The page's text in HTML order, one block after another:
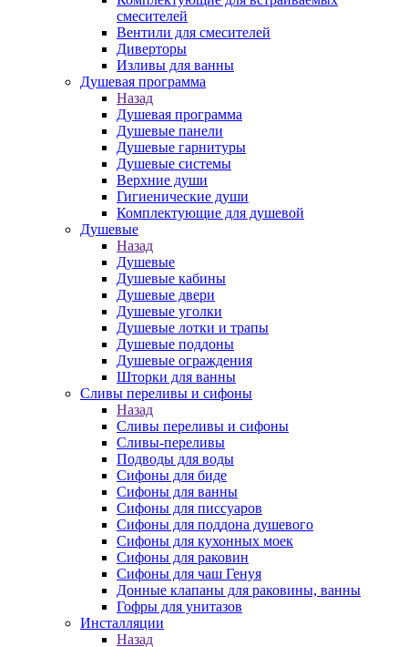
смесителей
Вентили для смесителей
Диверторы
Изливы для ванны
Душевая программа
Назад
Душевая программа
Душевые панели
Душевые гарнитуры
Душевые системы
Верхние души
Гигиенические души
Комплектующие для душевой
Душевые
Назад
Душевые
Душевые кабины
Душевые двери
Душевые уголки
Душевые лотки и трапы
Душевые поддоны
Душевые ограждения
Шторки для ванны
Сливы переливы и сифоны
Назад
Сливы переливы и сифоны
Сливы-переливы
Подводы для воды
Сифоны для биде
Сифоны для ванны
Сифоны для писсуаров
Сифоны для поддона душевого
Сифоны для кухонных моек
Сифоны для раковин
Сифоны для чаш Генуя
Донные клапаны для раковины, ванны
Гофры для унитазов
Инсталляции
Назад